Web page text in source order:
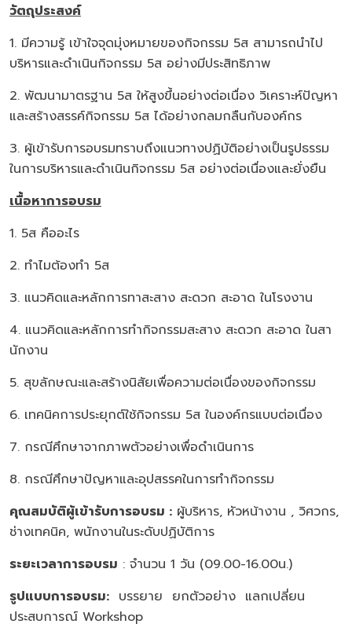
วัตถุประสงค์
1. มีความรู้ เข้าใจจุดมุ่งหมายของกิจกรรม 5ส สามารถนำไป
บริหารและดำเนินกิจกรรม 5ส อย่างมีประสิทธิภาพ
2. พัฒนามาตรฐาน 5ส ให้สูงขึ้นอย่างต่อเนื่อง วิเคราะห์ปัญหา
และสร้างสรรค์กิจกรรม 5ส ได้อย่างกลมกลืนกับองค์กร
3. ผู้เข้ารับการอบรมทราบถึงแนวทางปฏิบัติอย่างเป็นรูปธรรม
ในการบริหารและดำเนินกิจกรรม 5ส อย่างต่อเนื่องและยั่งยืน
เนื้อหาการอบรม
1. 5ส คืออะไร
2. ทำไมต้องทำ 5ส
3. แนวคิดและหลักการทาสะสาง สะดวก สะอาด ในโรงงาน
4. แนวคิดและหลักการทำกิจกรรมสะสาง สะดวก สะอาด ในสา
นักงาน
5. สุขลักษณะและสร้างนิสัยเพื่อความต่อเนื่องของกิจกรรม
6. เทคนิคการประยุกต์ใช้กิจกรรม 5ส ในองค์กรแบบต่อเนื่อง
7. กรณีศึกษาจากภาพตัวอย่างเพื่อดำเนินการ
8. กรณีศึกษาปัญหาและอุปสรรคในการทำกิจกรรม
คุณสมบัติผู้เข้ารับการอบรม : ผู้บริหาร, หัวหน้างาน , วิศวกร,
ช่างเทคนิค, พนักงานในระดับปฏิบัติการ
ระยะเวลาการอบรม : จำนวน 1 วัน (09.00-16.00น.)
รูปแบบการอบรม: บรรยาย ยกตัวอย่าง แลกเปลี่ยน
ประสบการณ์ Workshop